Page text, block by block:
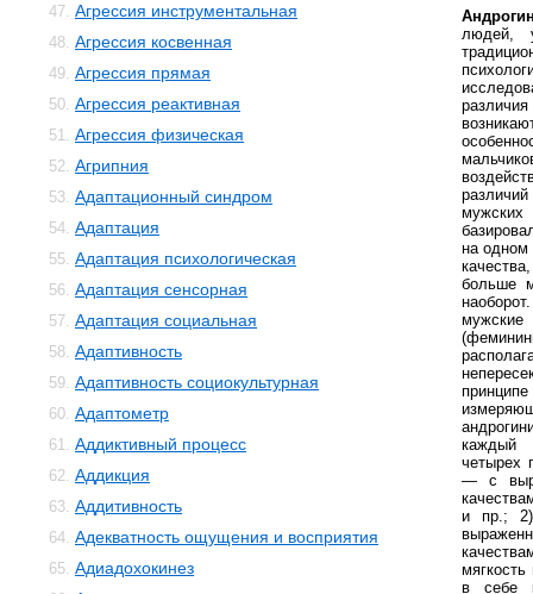
47. Агрессия инструментальная
48. Агрессия косвенная
49. Агрессия прямая
50. Агрессия реактивная
51. Агрессия физическая
52. Агрипния
53. Адаптационный синдром
54. Адаптация
55. Адаптация психологическая
56. Адаптация сенсорная
57. Адаптация социальная
58. Адаптивность
59. Адаптивность социокультурная
60. Адаптометр
61. Аддиктивный процесс
62. Аддикция
63. Аддитивность
64. Адекватность ощущения и восприятия
65. Адиадохокинез
людей,
на одном
больше
каждый
четырех
— с
и пр.;
в себе